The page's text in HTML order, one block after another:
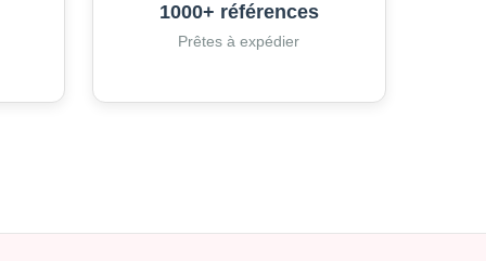
1000+ références
Prêtes à expédier